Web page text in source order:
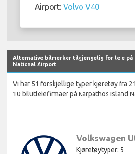
Airport: Volvo V40
Alternative bilmerker tilgjengelig for leie på
National Airport
Vi har 51 forskjellige typer kjøretøy fra
10 bilutleiefirmaer på Karpathos Island
Volkswagen
Kjøretøytyper: 5